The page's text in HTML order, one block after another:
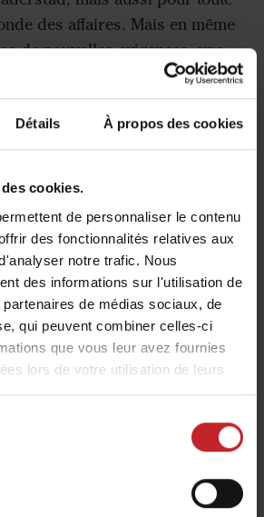
Détails À propos des cookies
cookies.
de personnaliser le contenu
des fonctionnalités relatives aux
notre trafic. Nous
des informations sur l'utilisation de
de médias sociaux, de
qui peuvent combiner celles-ci
que vous leur avez fournies
lors de votre utilisation de leurs
des affaires. Mais en même
de nouvelles exigences, une
et des employés plus
que nos locaux doivent
pour nos machines ces
des machines qui donnent aux
entier une possibilité
Nous espérons et
que nous allons continuer sur
continuer à croître et à
de notre savoir-faire, nous
une nouvelle
à Väderstad », déclare Mats
extension, Väderstad est en
faire face aux opportunités
qui l'attendent et peut